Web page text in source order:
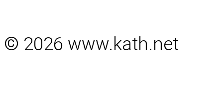
© 2026 www.kath.net